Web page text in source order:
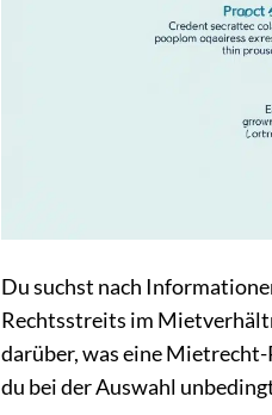
Du suchst nach
Rechtsstreits im
darüber, was eine
du bei der Auswahl